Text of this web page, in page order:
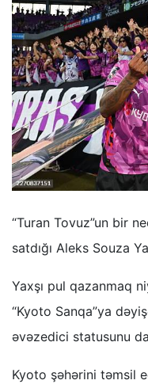
“Turan Tovuz”un bir
satdığı Aleks Souza
Yaxşı pul qazanmaq
“Kyoto Sanqa”ya
əvəzedici statusunu
Kyoto şəhərini təmsil